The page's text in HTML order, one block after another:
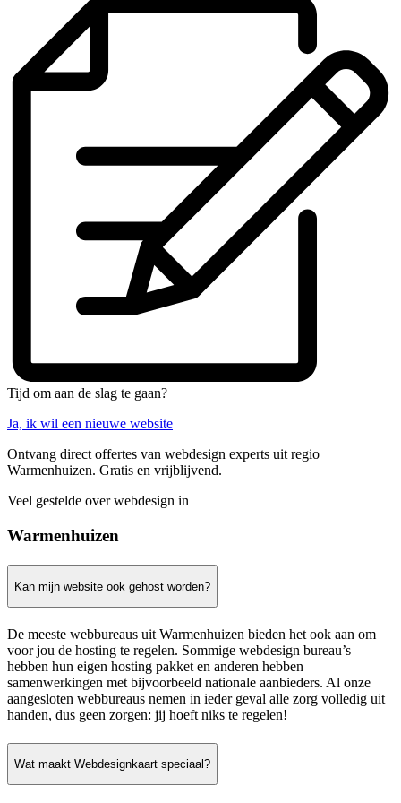
Tijd om aan de slag te gaan?
Ja, ik wil een nieuwe website
Ontvang direct offertes van webdesign experts uit regio
Warmenhuizen. Gratis en vrijblijvend.
Veel gestelde over webdesign in
Warmenhuizen
Kan mijn website ook gehost worden?
De meeste webbureaus uit Warmenhuizen bieden het ook aan om
voor jou de hosting te regelen. Sommige webdesign bureau’s
hebben hun eigen hosting pakket en anderen hebben
samenwerkingen met bijvoorbeeld nationale aanbieders. Al onze
aangesloten webbureaus nemen in ieder geval alle zorg volledig uit
handen, dus geen zorgen: jij hoeft niks te regelen!
Wat maakt Webdesignkaart speciaal?